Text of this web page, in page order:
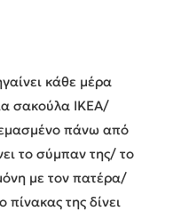
κάθε μέρα
σακούλα ΙΚΕΑ/
πάνω από
το σύμπαν της/ το
με τον πατέρα/
της δίνει